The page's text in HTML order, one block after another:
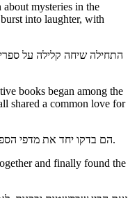
mysteries in the
into laughter, with
התחילה שיחה קלילה על
books began among the
shared a common love for
הם בדקו יחד את מדפי הספרים ולבסוף מצאו את הספר הנדיר.
and finally found the